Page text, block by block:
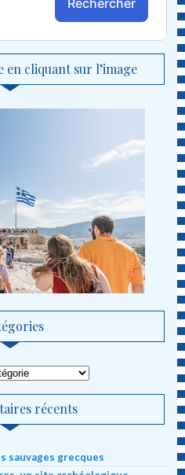
en cliquant sur l’image
récents
sauvages grecques